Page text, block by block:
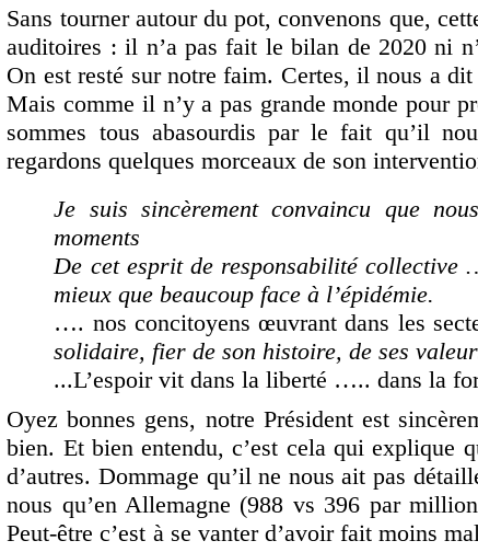
Sans tourner autour du pot, convenons que,
auditoires : il n’a pas fait le bilan de 2020 ni
On est resté sur notre faim. Certes, il nous a
Mais comme il n’y a pas grande monde pour
sommes tous abasourdis par le fait qu’il
regardons quelques morceaux de son
Je suis sincèrement convaincu que
moments
De cet esprit de responsabilité collective
mieux que beaucoup face à l’épidémie.
…. nos concitoyens œuvrant dans les
solidaire, fier de son histoire, de ses
...L’espoir vit dans la liberté ….. dans la
Oyez bonnes gens, notre Président est
bien. Et bien entendu, c’est cela qui explique
d’autres. Dommage qu’il ne nous ait pas
nous qu’en Allemagne (988 vs 396 par
Peut-être c’est à se vanter d’avoir fait moins